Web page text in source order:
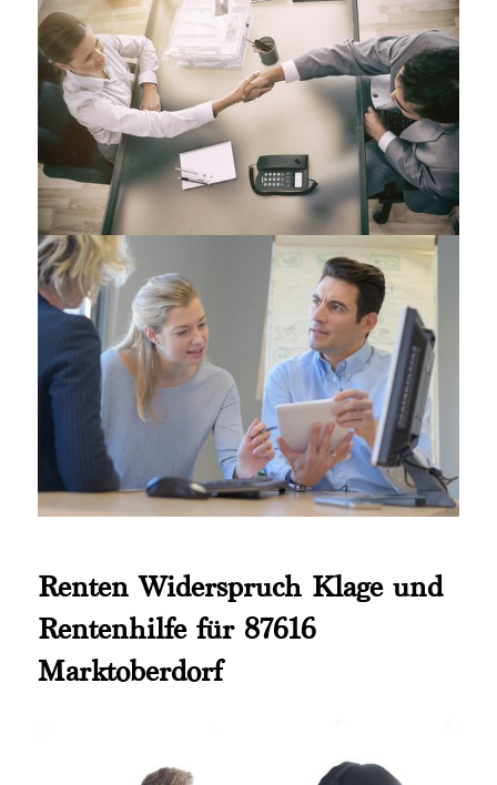
Renten Widerspruch Klage und
Rentenhilfe für 87616
Marktoberdorf